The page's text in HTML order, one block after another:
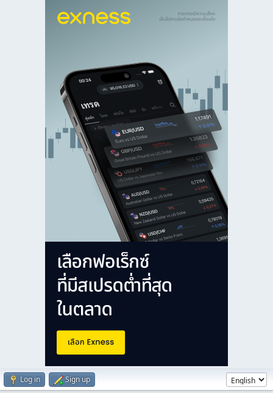
Log in Sign up